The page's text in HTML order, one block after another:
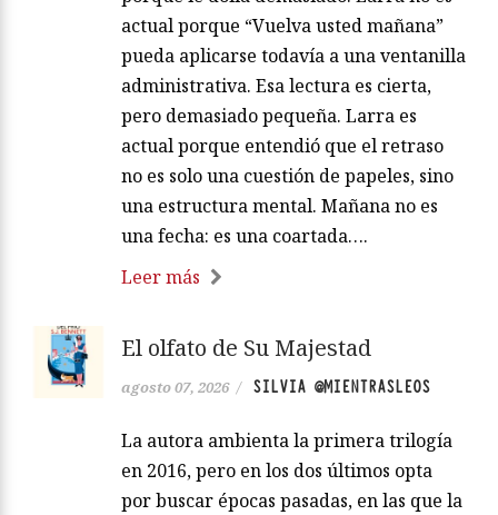
actual porque “Vuelva usted mañana”
pueda aplicarse todavía a una ventanilla
administrativa. Esa lectura es cierta,
pero demasiado pequeña. Larra es
actual porque entendió que el retraso
no es solo una cuestión de papeles, sino
una estructura mental. Mañana no es
una fecha: es una coartada….
Leer más
El olfato de Su Majestad
agosto 07, 2026 / SILVIA @MIENTRASLEOS
La autora ambienta la primera trilogía
en 2016, pero en los dos últimos opta
por buscar épocas pasadas, en las que la